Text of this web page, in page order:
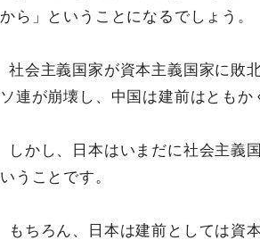
から」ということになるでしょう。
社会主義国家が資本主義国家に敗
ソ連が崩壊し、中国は建前はともか
しかし、日本はいまだに社会主義
いうことです。
もちろん、日本は建前としては資